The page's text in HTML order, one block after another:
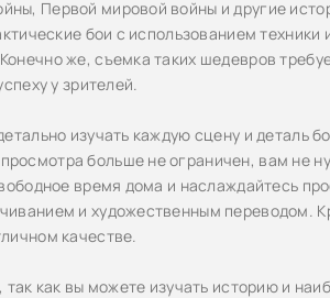
Первой мировой войны и другие
бои с использованием техники
же, съемка таких шедевров
у зрителей.
изучать каждую сцену и деталь
больше не ограничен, вам не
время дома и наслаждайтесь
и художественным переводом.
качестве.
как вы можете изучать историю и